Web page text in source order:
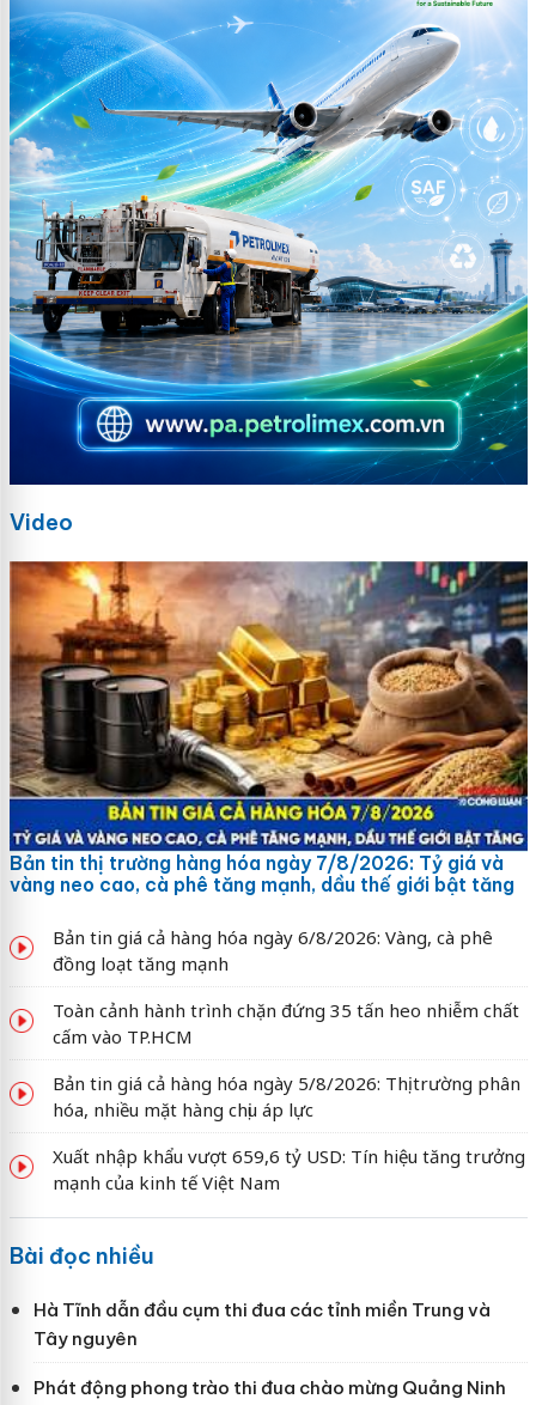
Video
Bản tin thị trường hàng hóa ngày 7/8/2026: Tỷ giá và
vàng neo cao, cà phê tăng mạnh, dầu thế giới bật tăng
Bản tin giá cả hàng hóa ngày 6/8/2026: Vàng, cà phê
đồng loạt tăng mạnh
Toàn cảnh hành trình chặn đứng 35 tấn heo nhiễm chất
cấm vào TP.HCM
Bản tin giá cả hàng hóa ngày 5/8/2026: Thị trường phân
hóa, nhiều mặt hàng chịu áp lực
Xuất nhập khẩu vượt 659,6 tỷ USD: Tín hiệu tăng trưởng
mạnh của kinh tế Việt Nam
Bài đọc nhiều
Hà Tĩnh dẫn đầu cụm thi đua các tỉnh miền Trung và
Tây nguyên
Phát động phong trào thi đua chào mừng Quảng Ninh